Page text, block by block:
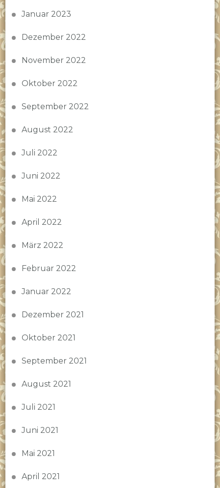
Januar 2023
Dezember 2022
November 2022
Oktober 2022
September 2022
August 2022
Juli 2022
Juni 2022
Mai 2022
April 2022
März 2022
Februar 2022
Januar 2022
Dezember 2021
Oktober 2021
September 2021
August 2021
Juli 2021
Juni 2021
Mai 2021
April 2021